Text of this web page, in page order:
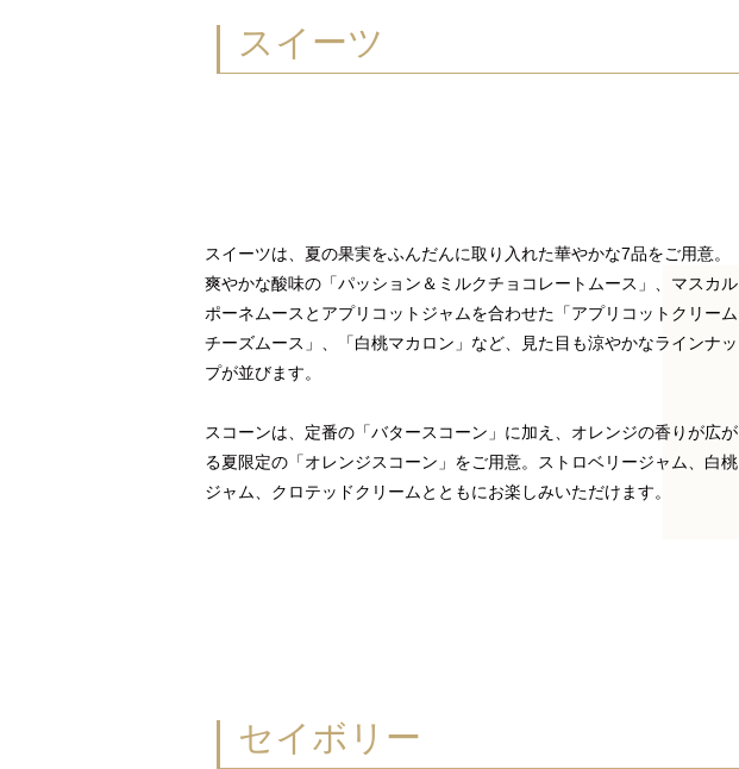
スイーツ
スイーツは、夏の果実をふんだんに取り入れた華やかな7品をご用意。
爽やかな酸味の「パッション＆ミルクチョコレートムース」、マスカル
ポーネムースとアプリコットジャムを合わせた「アプリコットクリーム
チーズムース」、「白桃マカロン」など、見た目も涼やかなラインナッ
プが並びます。
スコーンは、定番の「バタースコーン」に加え、オレンジの香りが広が
る夏限定の「オレンジスコーン」をご用意。ストロベリージャム、白桃
ジャム、クロテッドクリームとともにお楽しみいただけます。
セイボリー